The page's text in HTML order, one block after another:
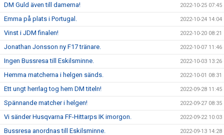
DM Guld även till damerna! 2022-10-25 07:45
Emma på plats i Portugal. 2022-10-24 14:04
Vinst i JDM finalen! 2022-10-20 08:21
Jonathan Jonsson ny F17 tränare. 2022-10-07 11:46
Ingen Bussresa till Eskilsminne. 2022-10-03 13:26
Hemma matcherna i helgen sänds. 2022-10-01 08:31
Ett ungt herrlag tog hem DM titeln! 2022-09-28 11:45
Spännande matcher i helgen! 2022-09-27 08:35
Vi sänder Husqvarna FF-Hittarps IK imorgon. 2022-09-22 10:03
Bussresa anordnas till Eskilsminne. 2022-09-13 14:28